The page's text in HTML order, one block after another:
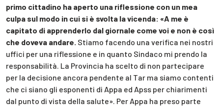
primo cittadino ha aperto una riflessione con un mea
culpa sul modo in cui si è svolta la vicenda: «A me è
capitato di apprenderlo dal giornale come voi e non è così
che doveva andare. Stiamo facendo una verifica nei nostri
uffici per una riflessione e in quanto Sindaco mi prendo la
responsabilità. La Provincia ha scelto di non partecipare
per la decisione ancora pendente al Tar ma siamo contenti
che ci siano gli esponenti di Appa ed Apss per chiarimenti
dal punto di vista della salute». Per Appa ha preso parte